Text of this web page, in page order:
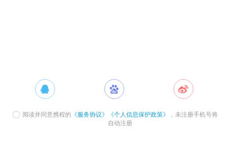
阅读并同意携程的 《服务协议》 《个人信息保护政策》
，未注册手机号将
自动注册